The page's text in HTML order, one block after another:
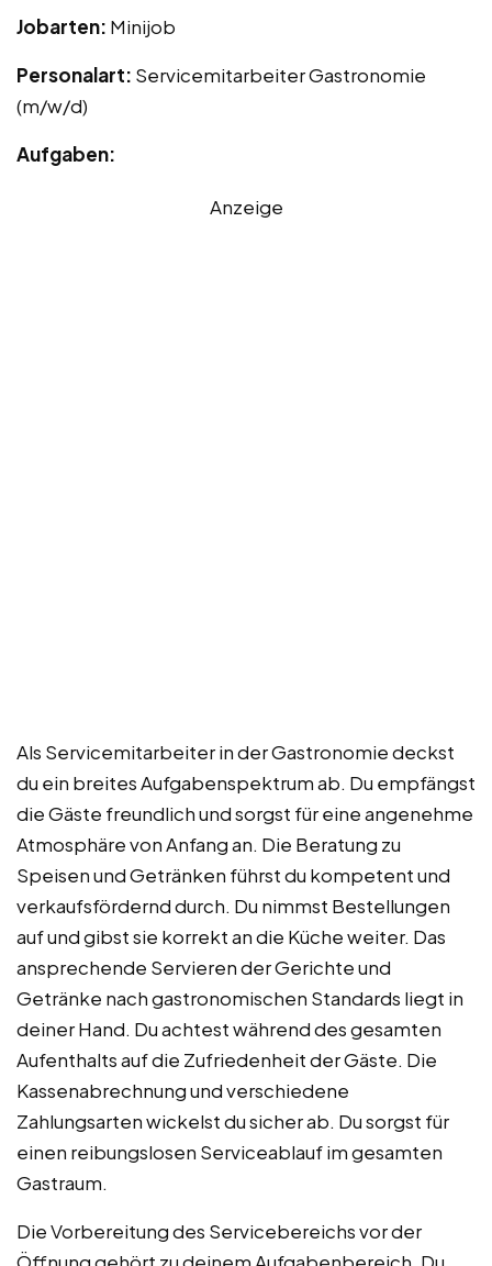
Jobarten: Minijob
Personalart: Servicemitarbeiter Gastronomie
(m/w/d)
Aufgaben:
Anzeige
Als Servicemitarbeiter in der Gastronomie deckst
du ein breites Aufgabenspektrum ab. Du empfängst
die Gäste freundlich und sorgst für eine angenehme
Atmosphäre von Anfang an. Die Beratung zu
Speisen und Getränken führst du kompetent und
verkaufsfördernd durch. Du nimmst Bestellungen
auf und gibst sie korrekt an die Küche weiter. Das
ansprechende Servieren der Gerichte und
Getränke nach gastronomischen Standards liegt in
deiner Hand. Du achtest während des gesamten
Aufenthalts auf die Zufriedenheit der Gäste. Die
Kassenabrechnung und verschiedene
Zahlungsarten wickelst du sicher ab. Du sorgst für
einen reibungslosen Serviceablauf im gesamten
Gastraum.
Die Vorbereitung des Servicebereichs vor der